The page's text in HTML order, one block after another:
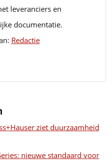
leveranciers en
documentatie.
Redactie
ziet duurzaamheid
nieuwe standaard voor